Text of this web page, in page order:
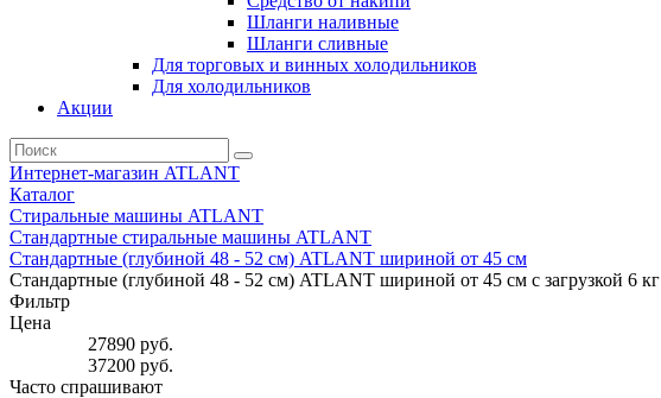
Шланги наливные
Шланги сливные
Для торговых и винных холодильников
Для холодильников
Акции
Интернет-магазин ATLANT
Каталог
Стиральные машины ATLANT
Стандартные стиральные машины ATLANT
Стандартные (глубиной 48 - 52 см) ATLANT шириной от 45 см
Стандартные (глубиной 48 - 52 см) ATLANT шириной от 45 см с загрузкой 6 кг
Фильтр
Цена
27890 руб.
37200 руб.
Часто спрашивают